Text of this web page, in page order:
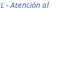
- Atención al